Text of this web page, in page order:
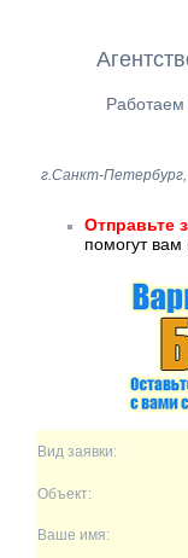
Работаем
г.Санкт-Петербург,
Отправьте
помогут
Вид заявки:
Объект:
Ваше имя: